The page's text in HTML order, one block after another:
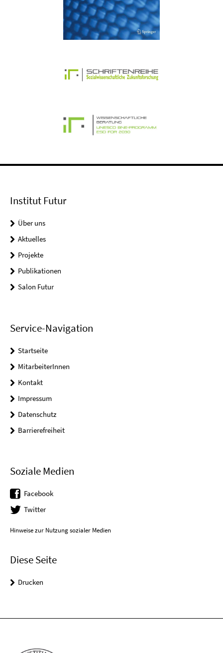
Institut Futur
Über uns
Aktuelles
Projekte
Publikationen
Salon Futur
Service-Navigation
Startseite
MitarbeiterInnen
Kontakt
Impressum
Datenschutz
Barrierefreiheit
Soziale Medien
Facebook
Twitter
Hinweise zur Nutzung sozialer Medien
Diese Seite
Drucken